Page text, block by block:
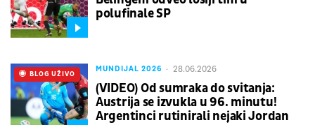
polufinale SP
MUNDIJAL 2026 28.06.2026
(VIDEO) Od sumraka do svitanja:
Austrija se izvukla u 96. minutu!
Argentinci rutinirali nejaki Jordan
UŽIVO
BLOG UŽIVO